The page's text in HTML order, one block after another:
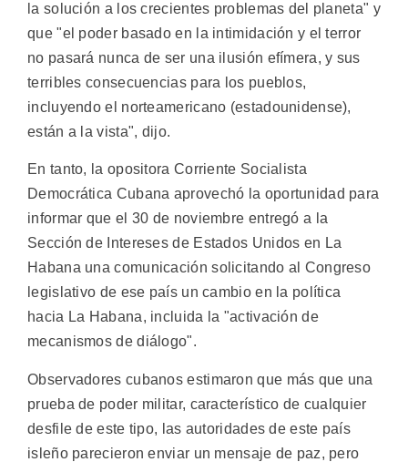
la solución a los crecientes problemas del planeta" y
que "el poder basado en la intimidación y el terror
no pasará nunca de ser una ilusión efímera, y sus
terribles consecuencias para los pueblos,
incluyendo el norteamericano (estadounidense),
están a la vista", dijo.
En tanto, la opositora Corriente Socialista
Democrática Cubana aprovechó la oportunidad para
informar que el 30 de noviembre entregó a la
Sección de Intereses de Estados Unidos en La
Habana una comunicación solicitando al Congreso
legislativo de ese país un cambio en la política
hacia La Habana, incluida la "activación de
mecanismos de diálogo".
Observadores cubanos estimaron que más que una
prueba de poder militar, característico de cualquier
desfile de este tipo, las autoridades de este país
isleño parecieron enviar un mensaje de paz, pero